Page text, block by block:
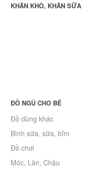
KHĂN KHÔ, KHĂN SỮA
ĐỒ NGỦ CHO BÉ
Đồ dùng khác
Bình sữa, sữa, bỉm
Đồ chơi
Móc, Làn, Chậu